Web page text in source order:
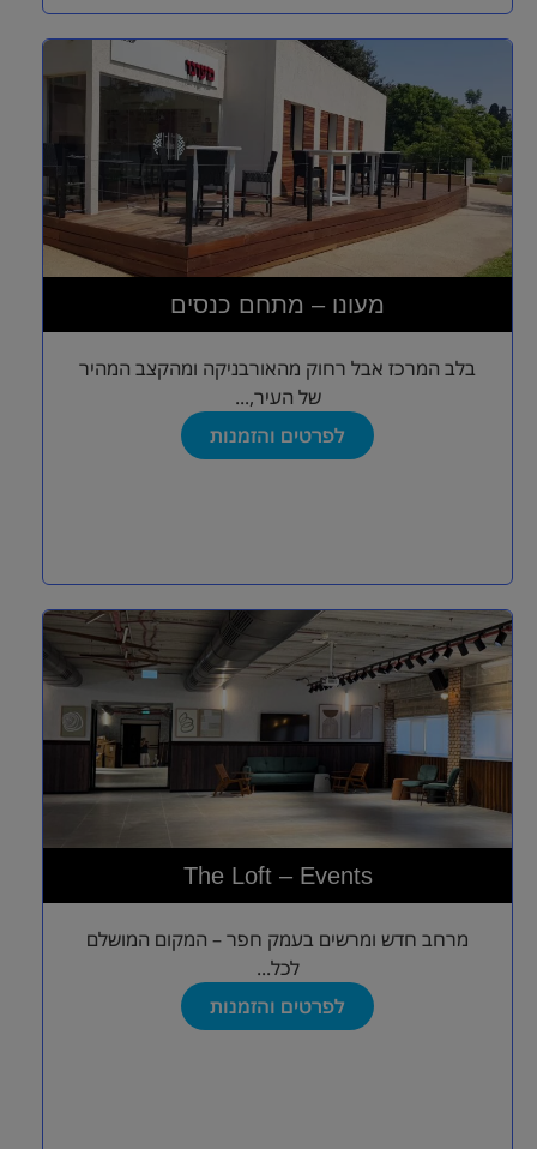
מעונו – מתחם כנסים
בלב המרכז אבל רחוק מהאורבניקה ומהקצב המהיר
של העיר,...
לפרטים והזמנות
The Loft – Events
מרחב חדש ומרשים בעמק חפר – המקום המושלם
לכל...
לפרטים והזמנות